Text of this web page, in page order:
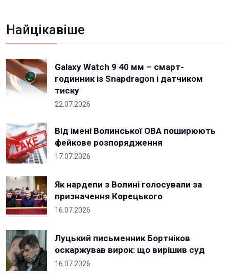
Найцікавіше
Galaxy Watch 9 40 мм – смарт-
годинник із Snapdragon і датчиком
тиску
22.07.2026
Від імені Волинської ОВА поширюють
фейкове розпорядження
17.07.2026
Як нардепи з Волині голосували за
призначення Корецького
16.07.2026
Луцький письменник Бортніков
оскаржував вирок: що вирішив суд
16.07.2026